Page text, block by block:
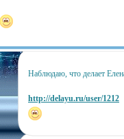
Наблюдаю, что делает
http://delayu.ru/user/1212